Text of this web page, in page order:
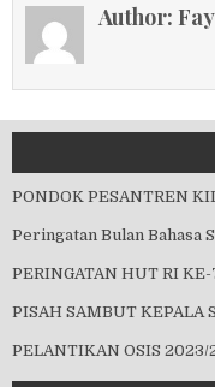
Author:
PONDOK PESANTREN
Peringatan Bulan Bahasa
PERINGATAN HUT RI KE-
PISAH SAMBUT KEPALA
PELANTIKAN OSIS 2023/